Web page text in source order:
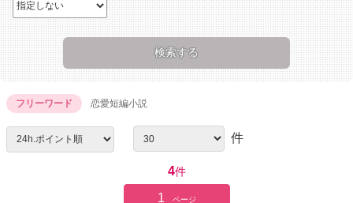
フリーワード 恋愛短編小説
件
4件
1 ページ